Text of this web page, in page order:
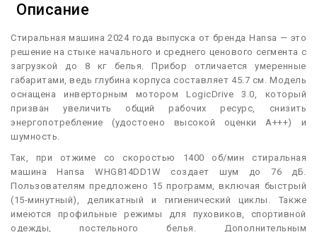
Описание
Стиральная машина 2024 года выпуска от бренда Hansa — это
решение на стыке начального и среднего ценового сегмента с
загрузкой до 8 кг белья. Прибор отличается умеренные
габаритами, ведь глубина корпуса составляет 45.7 см. Модель
оснащена инверторным мотором LogicDrive 3.0, который
призван увеличить общий рабочих ресурс, снизить
энергопотребление (удостоено высокой оценки A+++) и
шумность.
Так, при отжиме со скоростью 1400 об/мин стиральная
машина Hansa WHG814DD1W создает шум до 76 дБ.
Пользователям предложено 15 программ, включая быстрый
(15-минутный), деликатный и гигиенический циклы. Также
имеются профильные режимы для пуховиков, спортивной
одежды, постельного белья. Дополнительным